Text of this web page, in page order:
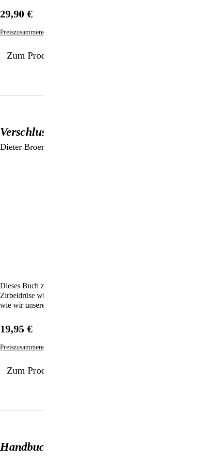
Zum Produkt
29,90 €
Preiszusammensetzung
Verschlusssache Zirbeldrüse
Dieter Broers
Dieses Buch zeigt auf, was wir tun können, um die Gesundheit unserer
Zirbeldrüse wiederherzustellen und ihre volle Funktion zu erhalten und
wie wir unsere unbegrenzte Schöpferkraft erkennen und aktivieren.
Zum Produkt
19,95 €
Preiszusammensetzung
Handbuch "SpektroChrom-Farbbrillen"